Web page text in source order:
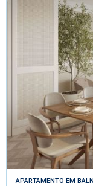
APARTAMENTO EM